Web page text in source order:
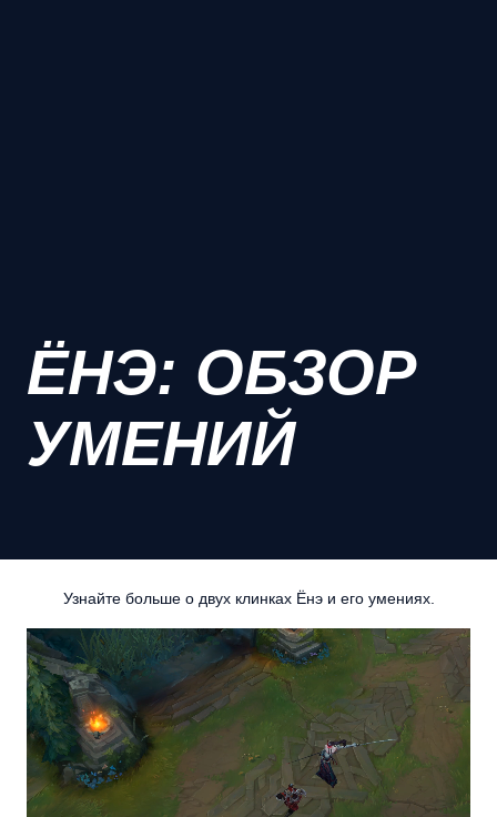
ЁНЭ: ОБЗОР
УМЕНИЙ
Узнайте больше о двух клинках Ёнэ и его умениях.